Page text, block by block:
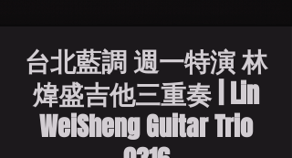
台北藍調 週一特演 林
煒盛吉他三重奏 | Lin
WeiSheng Guitar Trio